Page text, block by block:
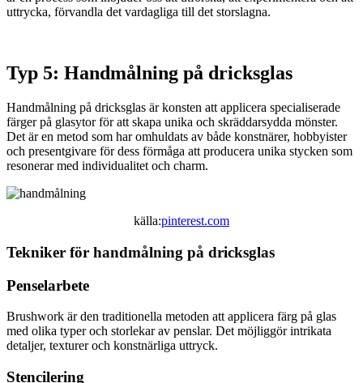
uttrycka, förvandla det vardagliga till det storslagna.
Typ 5: Handmålning på dricksglas
Handmålning på dricksglas är konsten att applicera specialiserade
färger på glasytor för att skapa unika och skräddarsydda mönster.
Det är en metod som har omhuldats av både konstnärer, hobbyister
och presentgivare för dess förmåga att producera unika stycken som
resonerar med individualitet och charm.
källa:pinterest.com
Tekniker för handmålning på dricksglas
Penselarbete
Brushwork är den traditionella metoden att applicera färg på glas
med olika typer och storlekar av penslar. Det möjliggör intrikata
detaljer, texturer och konstnärliga uttryck.
Stencilering